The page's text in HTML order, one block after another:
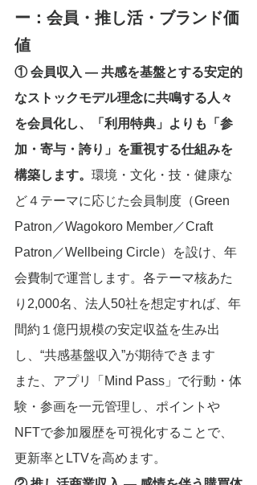
ー：会員・推し活・ブランド価
値
① 会員収入 ― 共感を基盤とする安定的
なストックモデル理念に共鳴する人々
を会員化し、「利用特典」よりも「参
加・寄与・誇り」を重視する仕組みを
構築します。 環境・文化・技・健康な
ど４テーマに応じた会員制度（Green
Patron／Wagokoro Member／Craft
Patron／Wellbeing Circle）を設け、年
会費制で運営します。各テーマ核あた
り2,000名、法人50社を想定すれば、年
間約１億円規模の安定収益を生み出
し、“共感基盤収入”が期待できます
また、アプリ「Mind Pass」で行動・体
験・参画を一元管理し、ポイントや
NFTで参加履歴を可視化することで、
更新率とLTVを高めます。